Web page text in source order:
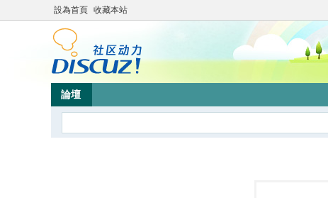
設為首頁 收藏本站
論壇